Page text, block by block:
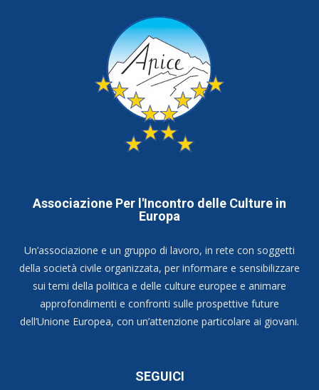
Associazione Per l'Incontro delle Culture in
Europa
Un’associazione e un gruppo di lavoro, in rete con soggetti
della società civile organizzata, per informare e sensibilizzare
sui temi della politica e delle culture europee e animare
approfondimenti e confronti sulle prospettive future
dell’Unione Europea, con un’attenzione particolare ai giovani.
SEGUICI